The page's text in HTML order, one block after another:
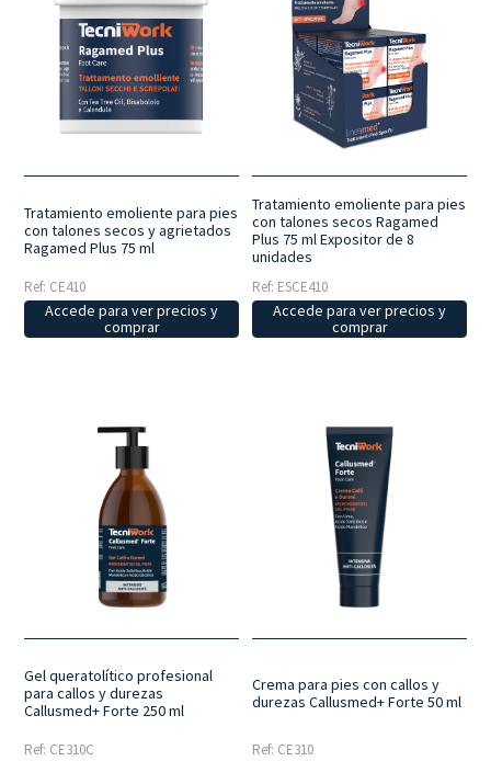
Tratamiento emoliente para pies
con talones secos y agrietados
Ragamed Plus 75 ml
Ref: CE410
Accede para ver precios y
comprar
Tratamiento emoliente para pies
con talones secos Ragamed
Plus 75 ml Expositor de 8
unidades
Ref: ESCE410
Accede para ver precios y
comprar
Gel queratolítico profesional
para callos y durezas
Callusmed+ Forte 250 ml
Ref: CE310C
Crema para pies con callos y
durezas Callusmed+ Forte 50 ml
Ref: CE310